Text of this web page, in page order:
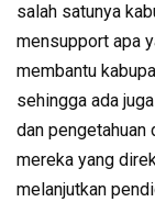
salah satunya
mensupport apa
membantu
sehingga ada
dan pengetahuan
mereka yang
melanjutkan